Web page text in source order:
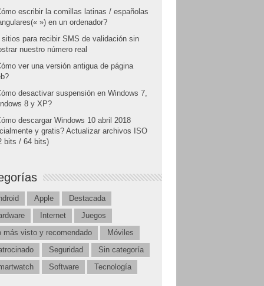
escribir la comillas latinas / españolas
») en un ordenador?
sitios para recibir SMS de validación sin
nuestro número real
ver una versión antigua de página
desactivar suspensión en Windows 7,
8 y XP?
descargar Windows 10 abril 2018
y gratis? Actualizar archivos ISO
bits / 64 bits)
Apple
Destacada
Internet
Juegos
más visto y recomendado
Móviles
Seguridad
Sin categoría
Software Tecnología